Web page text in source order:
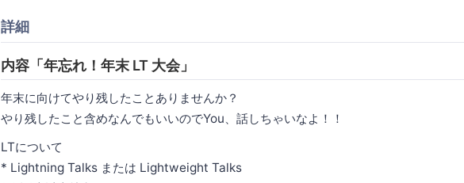
詳細
内容「年忘れ！年末 LT 大会」
年末に向けてやり残したことありませんか？
やり残したこと含めなんでもいいのでYou、話しちゃいなよ！！
LTについて
* Lightning Talks または Lightweight Talks